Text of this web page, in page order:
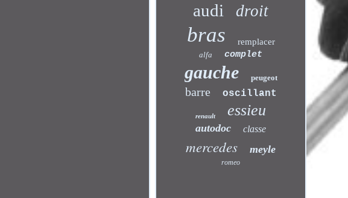
audi droit
bras remplacer
alfa complet
gauche peugeot
barre oscillant
renault essieu
autodoc classe
mercedes meyle
romeo